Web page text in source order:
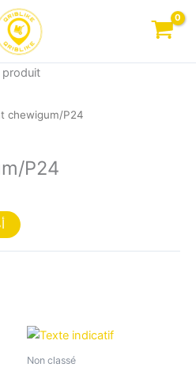
chewigum/P24
P24
Non classé